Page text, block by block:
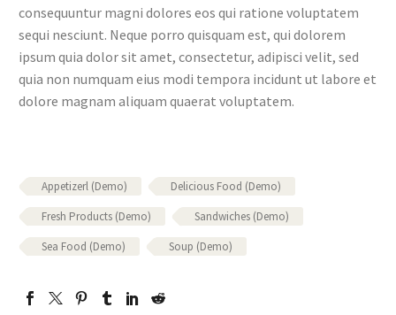
consequuntur magni dolores eos qui ratione voluptatem
sequi nesciunt. Neque porro quisquam est, qui dolorem
ipsum quia dolor sit amet, consectetur, adipisci velit, sed
quia non numquam eius modi tempora incidunt ut labore et
dolore magnam aliquam quaerat voluptatem.
Appetizerl (Demo)
Delicious Food (Demo)
Fresh Products (Demo)
Sandwiches (Demo)
Sea Food (Demo)
Soup (Demo)